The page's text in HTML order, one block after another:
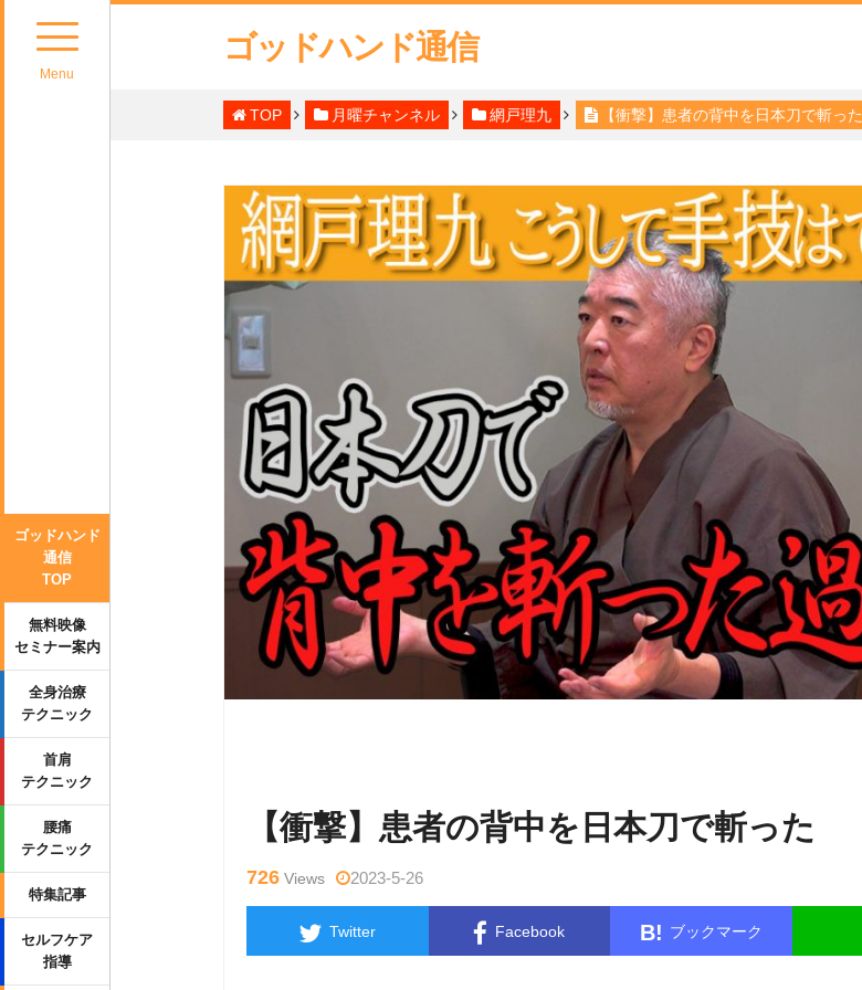
Menu
ゴッドハンド
通信
TOP
無料映像
セミナー案内
全身治療
テクニック
首肩
テクニック
腰痛
テクニック
特集記事
セルフケア
指導
ゴッドハンド通信
TOP 月曜チャンネル 網戸理九 【衝撃】患者の背中を日本刀で斬った
【衝撃】患者の背中を日本刀で斬った
726 Views 2023-5-26
Twitter Facebook B! ブックマーク